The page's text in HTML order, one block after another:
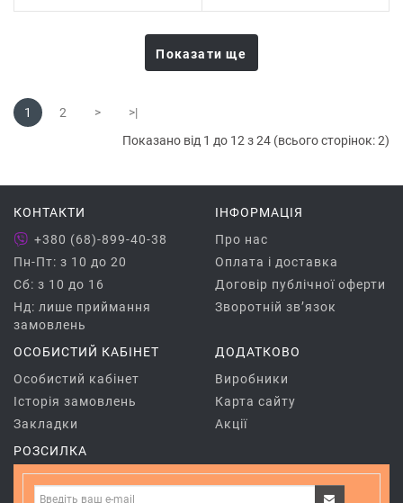
Показати ще
1 2 >
>|
Показано від 1 до 12 з 24 (всього сторінок: 2)
КОНТАКТИ
+380 (68)-899-40-38
Пн-Пт: з 10 до 20
Сб: з 10 до 16
Нд: лише приймання
замовлень
ІНФОРМАЦІЯ
Про нас
Оплата і доставка
Договір публічної оферти
Зворотній зв’язок
ОСОБИСТИЙ КАБІНЕТ
Особистий кабінет
Історія замовлень
Закладки
ДОДАТКОВО
Виробники
Карта сайту
Акції
РОЗСИЛКА